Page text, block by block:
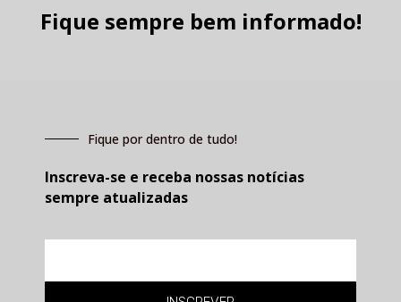
Fique sempre bem informado!
Fique por dentro de tudo!
Inscreva-se e receba nossas notícias
sempre atualizadas